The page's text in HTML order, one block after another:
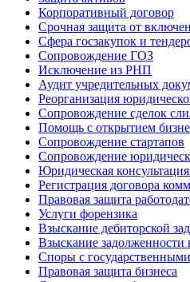
Корпоративный договор
Срочная защита от
Сфера госзакупок и
Сопровождение ГОЗ
Исключение из РНП
Аудит учредительных
Реорганизация
Сопровождение сделок
Помощь с открытием
Сопровождение стартапов
Сопровождение
Юридическая
Регистрация договора
Правовая защита
Услуги форензика
Взыскание дебиторской
Взыскание задолженности
Споры с
Правовая защита бизнеса